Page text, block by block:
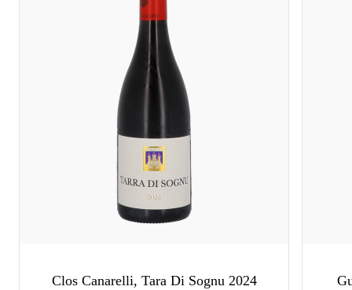
Clos Canarelli, Tara Di Sognu 2024